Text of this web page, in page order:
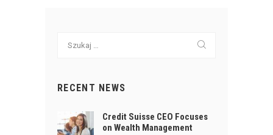
RECENT NEWS
Credit Suisse CEO Focuses
on Wealth Management